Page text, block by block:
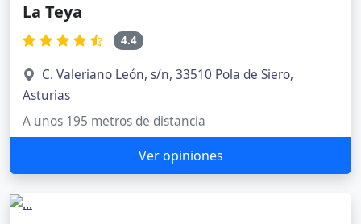
La Teya
4.4
C. Valeriano León, s/n, 33510 Pola de Siero,
Asturias
A unos 195 metros de distancia
Ver opiniones